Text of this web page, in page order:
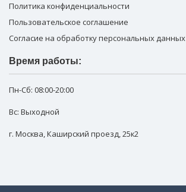
Политика конфиденциальности
Пользовательское соглашение
Согласие на обработку персональных данных
Время работы:
Пн-Сб: 08:00-20:00
Вс: Выходной
г. Москва,Каширский проезд, 25к2